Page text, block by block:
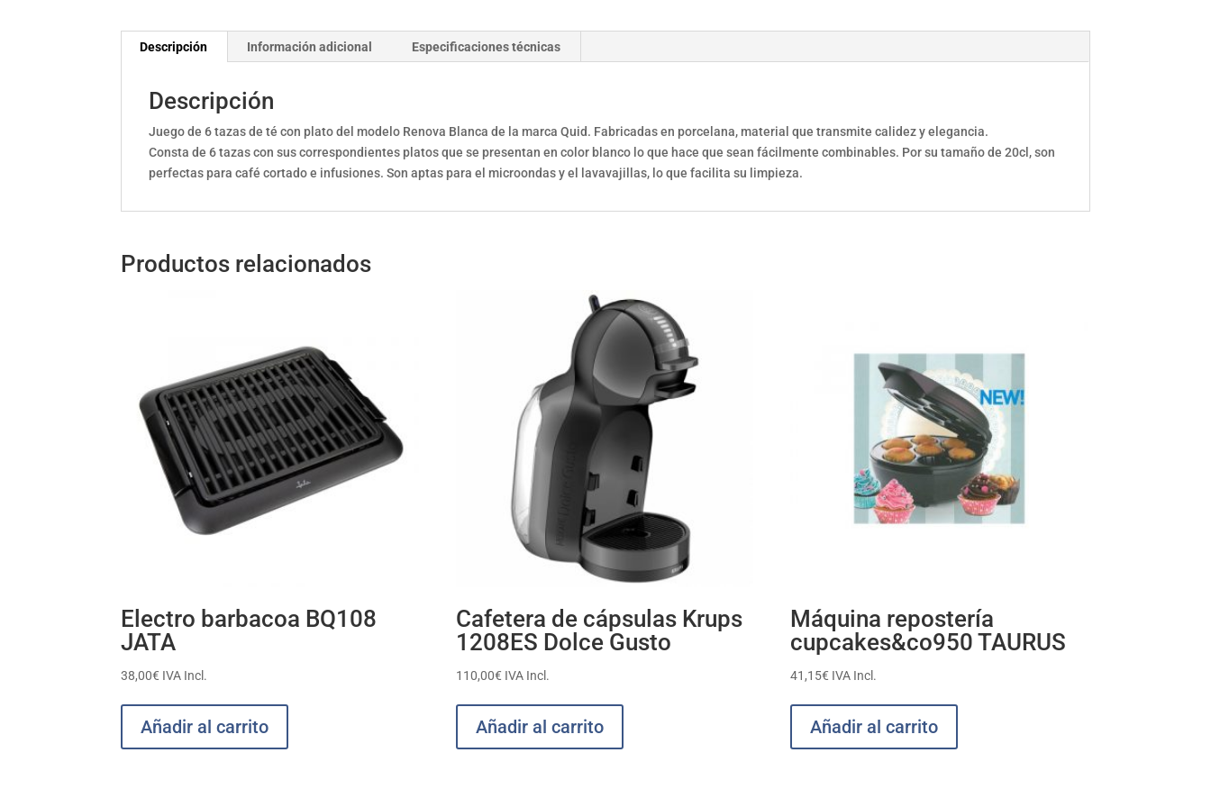
Descripción Información adicional Especificaciones técnicas
Descripción
Juego de 6 tazas de té con plato del modelo Renova Blanca de la marca Quid. Fabricadas en porcelana, material que transmite calidez y elegancia.
Consta de 6 tazas con sus correspondientes platos que se presentan en color blanco lo que hace que sean fácilmente combinables. Por su tamaño de 20cl, son
perfectas para café cortado e infusiones. Son aptas para el microondas y el lavavajillas, lo que facilita su limpieza.
Productos relacionados
Electro barbacoa BQ108
JATA
38,00€ IVA Incl.
Añadir al carrito
Cafetera de cápsulas Krups
1208ES Dolce Gusto
110,00€ IVA Incl.
Añadir al carrito
Máquina repostería
cupcakes&co950 TAURUS
41,15€ IVA Incl.
Añadir al carrito